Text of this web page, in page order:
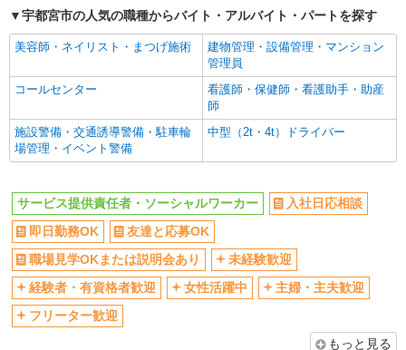
ブランクOK
ミドル（40代～）活躍中
エルダー（50代～）活躍中
昇給あり
バイク通勤OK
自転車通勤OK
残業ほぼなし
転勤なし
交通費支給
社会保険あり
産休・育休取得実績あり
各種手当（家族・役職・インセン
研修制度あり
社員登用あり
資格取得支援制度あり
髪型・髪色自由
髭（ひげ）OK
ネイルOK
同じ職種から求人を探す
宇都宮市の人気の職種からバイト・アルバイト・パートを探す
美容師・ネイリスト・まつげ施術
建物管理・設備管理・マンション
管理員
コールセンター
看護師・保健師・看護助手・助産
師
施設警備・交通誘導警備・駐車輪
場管理・イベント警備
中型（2t・4t）ドライバー
サービス提供責任者・ソーシャルワーカー
入社日応相談
即日勤務OK
友達と応募OK
職場見学OKまたは説明会あり
未経験歓迎
経験者・有資格者歓迎
女性活躍中
主婦・主夫歓迎
フリーター歓迎
もっと見る